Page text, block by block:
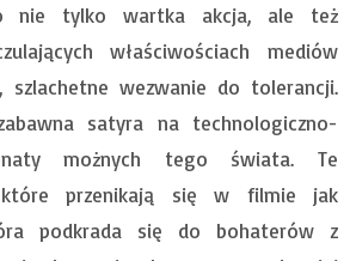
nie tylko wartka akcja, ale też
właściwościach mediów
szlachetne wezwanie do tolerancji.
satyra na technologiczno-
możnych tego świata. Te
przenikają się w filmie jak
podkrada się do bohaterów z